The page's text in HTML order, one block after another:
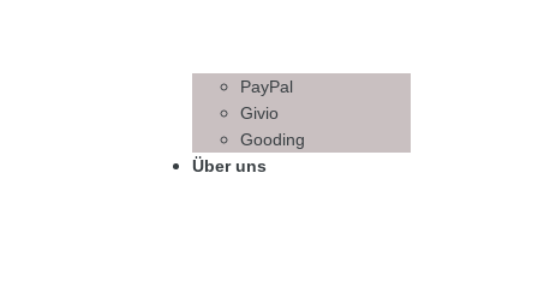
PayPal
Givio
Gooding
Über uns